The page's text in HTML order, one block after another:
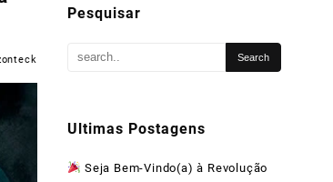
Pesquisar
Ultimas Postagens
Seja Bem-Vindo(a) à Revolução